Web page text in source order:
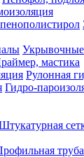
мастика
Рулонная
Гидро-
труба